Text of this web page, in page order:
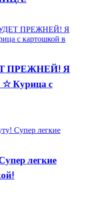
ПРЕЖНЕЙ! Я
☆ Курица с
легкие